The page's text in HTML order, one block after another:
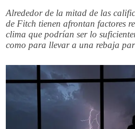
Alrededor de la mitad de las
de Fitch tienen afrontan factores
clima que podrían ser lo
como para llevar a una rebaja